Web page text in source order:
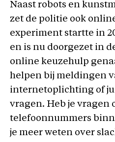
Naast robots en
zet de politie ook
experiment startte in
en is nu doorgezet in
online keuzehulp
helpen bij meldingen
internetoplichting of
vragen. Heb je vragen
telefoonnummers
je meer weten over